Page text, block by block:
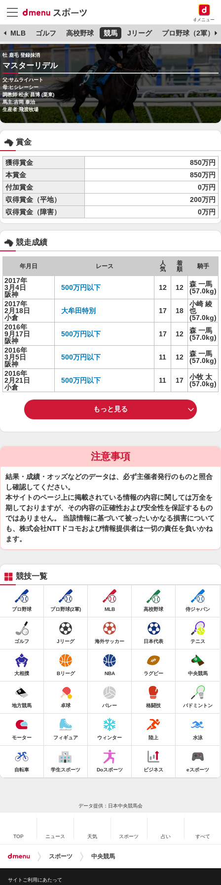
dメニュー
MLB ゴルフ 高校野球 競馬 Jリーグ プロ野球（2軍）
牡 鹿毛 登録抹消
マスターリデル
父:サムライハート
母:ヒシレーシー
調教師:松永 昌博 (栗東)
馬主:吉岡 泰治
生産者:飛渡牧場
賞金
獲得賞金
850万円
本賞金
850万円
付加賞金
0万円
収得賞金（平地）
200万円
収得賞金（障害）
0万円
競走成績
年月日 レース
人
気
着
順
騎手
2017年
3月4日
阪神
500万円以下 12 12
森 一馬
(57.0kg)
2017年
2月18日
小倉
大牟田特別 17 18
小崎 綾
也
(57.0kg)
2016年
9月17日
阪神
500万円以下 17 12
森 一馬
(57.0kg)
2016年
3月5日
阪神
500万円以下 11 12
森 一馬
(57.0kg)
2016年
2月21日
小倉
500万円以下 11 17
小牧 太
(57.0kg)
もっと見る
注意事項
結果・成績・オッズなどのデータは、必ず主催者発行のものと照合
し確認してください。
本サイトのページ上に掲載されている情報の内容に関しては万全を
期しておりますが、その内容の正確性および安全性を保証するもの
ではありません。 当該情報に基づいて被ったいかなる損害について
も、株式会社NTTドコモおよび情報提供者は一切の責任を負いかね
ます。
競技一覧
プロ野球 プロ野球(2軍) MLB 高校野球 侍ジャパン
ゴルフ Jリーグ 海外サッカー 日本代表 テニス
大相撲 Bリーグ NBA ラグビー 中央競馬
地方競馬 卓球 バレー 格闘技 バドミントン
モーター フィギュア ウィンター 陸上 水泳
自転車 学生スポーツ Doスポーツ ビジネス eスポーツ
データ提供：日本中央競馬会
TOP ニュース 天気 スポーツ 占い すべて
スポーツ 中央競馬
サイトご利用にあたって